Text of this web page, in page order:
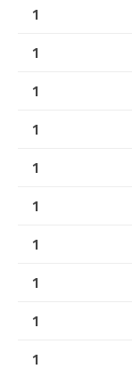
1
1
1
1
1
1
1
1
1
1